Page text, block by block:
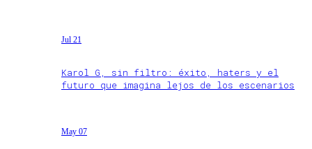
Jul 21
Karol G, sin filtro: éxito, haters y el
futuro que imagina lejos de los escenarios
May 07